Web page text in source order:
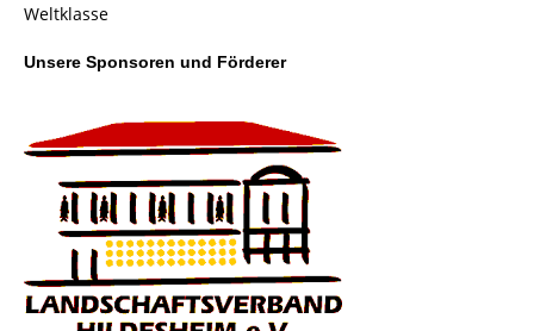
Weltklasse
Unsere Sponsoren und Förderer